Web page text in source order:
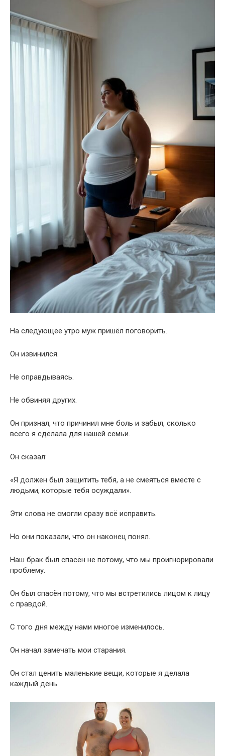
На следующее утро муж пришёл поговорить.
Он извинился.
Не оправдываясь.
Не обвиняя других.
Он признал, что причинил мне боль и забыл, сколько
всего я сделала для нашей семьи.
Он сказал:
«Я должен был защитить тебя, а не смеяться вместе с
людьми, которые тебя осуждали».
Эти слова не смогли сразу всё исправить.
Но они показали, что он наконец понял.
Наш брак был спасён не потому, что мы проигнорировали
проблему.
Он был спасён потому, что мы встретились лицом к лицу
с правдой.
С того дня между нами многое изменилось.
Он начал замечать мои старания.
Он стал ценить маленькие вещи, которые я делала
каждый день.